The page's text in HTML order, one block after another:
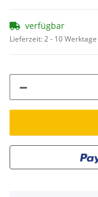
verfügbar
Lieferzeit:2 - 10 Werktage